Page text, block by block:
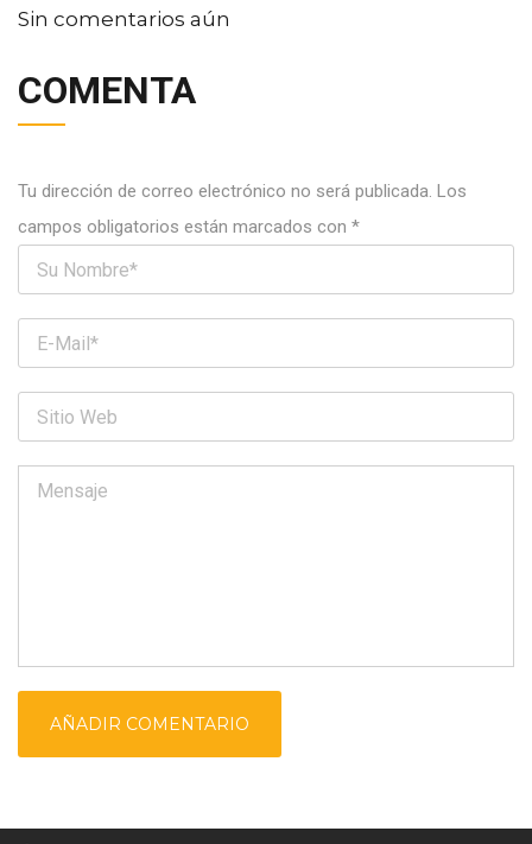
Sin comentarios aún
COMENTA
Tu dirección de correo electrónico no será publicada. Los
campos obligatorios están marcados con *